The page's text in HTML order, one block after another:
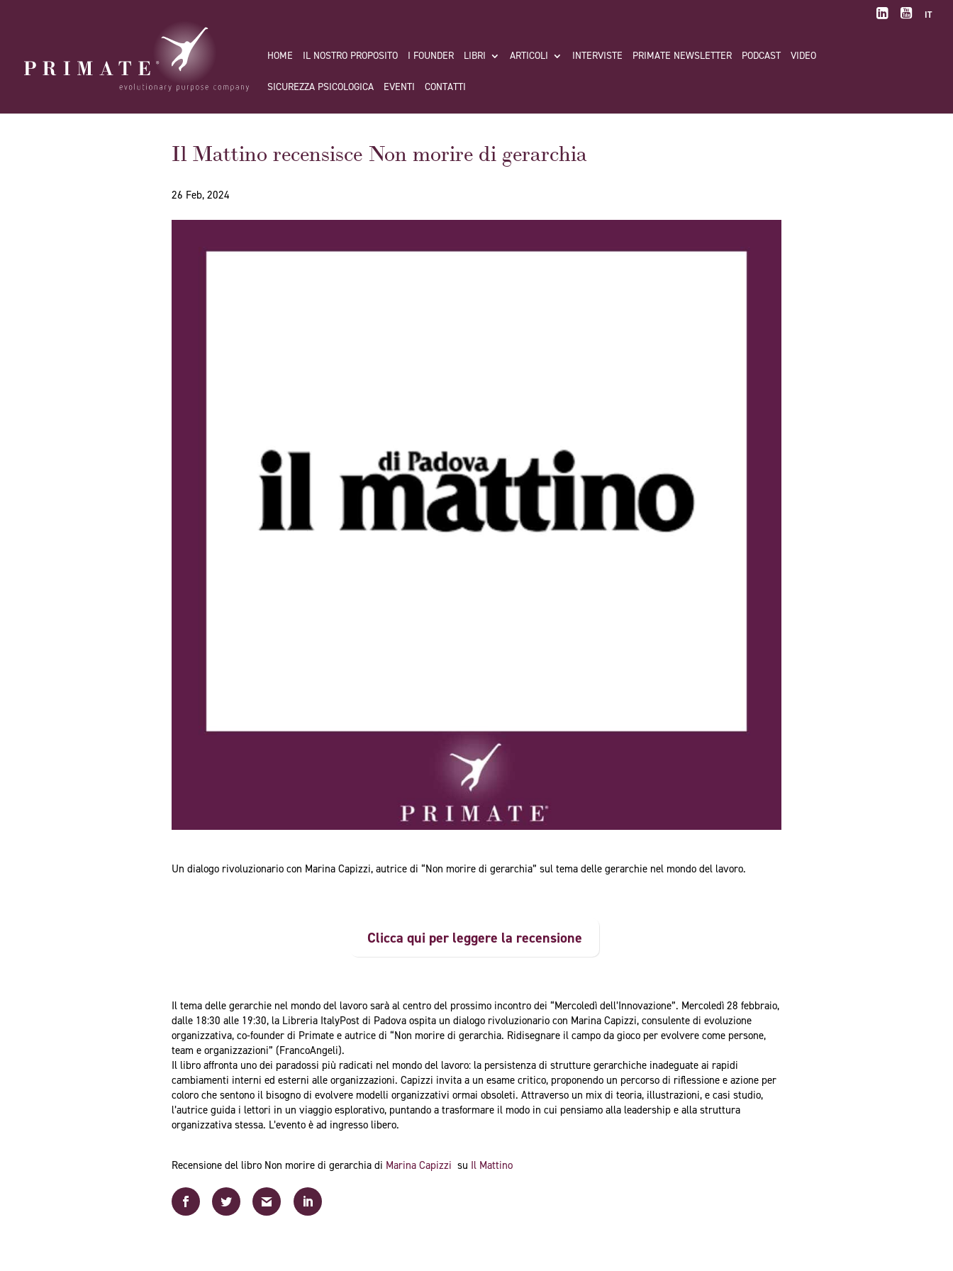
IT
HOME IL NOSTRO PROPOSITO I FOUNDER LIBRI ARTICOLI INTERVISTE PRIMATE NEWSLETTER PODCAST VIDEO
SICUREZZA PSICOLOGICA EVENTI CONTATTI
Il Mattino recensisce Non morire di gerarchia
26 Feb, 2024
Un dialogo rivoluzionario con Marina Capizzi, autrice di “Non morire di gerarchia” sul tema delle gerarchie nel mondo del lavoro.
Clicca qui per leggere la recensione
Il tema delle gerarchie nel mondo del lavoro sarà al centro del prossimo incontro dei “Mercoledì dell’Innovazione”. Mercoledì 28 febbraio,
dalle 18:30 alle 19:30, la Libreria ItalyPost di Padova ospita un dialogo rivoluzionario con Marina Capizzi, consulente di evoluzione
organizzativa, co-founder di Primate e autrice di “Non morire di gerarchia. Ridisegnare il campo da gioco per evolvere come persone,
team e organizzazioni” (FrancoAngeli).
Il libro affronta uno dei paradossi più radicati nel mondo del lavoro: la persistenza di strutture gerarchiche inadeguate ai rapidi
cambiamenti interni ed esterni alle organizzazioni. Capizzi invita a un esame critico, proponendo un percorso di riflessione e azione per
coloro che sentono il bisogno di evolvere modelli organizzativi ormai obsoleti. Attraverso un mix di teoria, illustrazioni, e casi studio,
l’autrice guida i lettori in un viaggio esplorativo, puntando a trasformare il modo in cui pensiamo alla leadership e alla struttura
organizzativa stessa. L’evento è ad ingresso libero.
Recensione del libro Non morire di gerarchia di Marina Capizzi su Il Mattino